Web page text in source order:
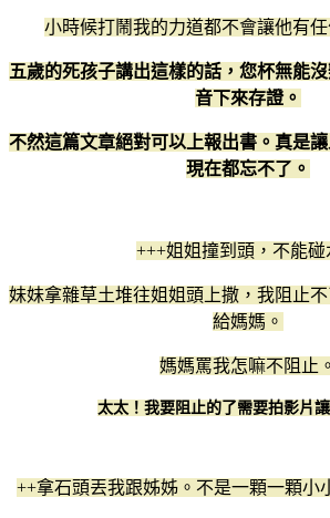
小時候打鬧我的力道都不會讓他有
五歲的死孩子講出這樣的話，您杯無能
音下來存證。
不然這篇文章絕對可以上報出書。真是
現在都忘不了。
+++姐姐撞到頭，不能碰
妹妹拿雜草土堆往姐姐頭上撒，我阻止
給媽媽。
媽媽罵我怎嘛不阻止。
太太！我要阻止的了需要拍影片
++拿石頭丟我跟姊姊。不是一顆一顆小